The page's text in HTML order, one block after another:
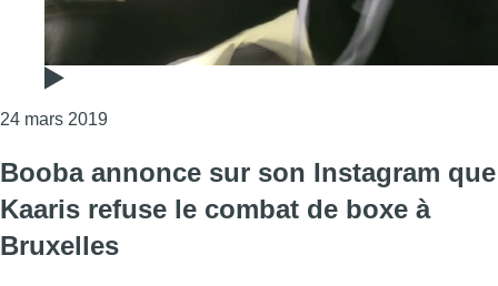
24 mars 2019Consulter l'article "Rencontre avec le boxeur
Booba annonce sur son Instagram que
Kaaris refuse le combat de boxe à
Bruxelles